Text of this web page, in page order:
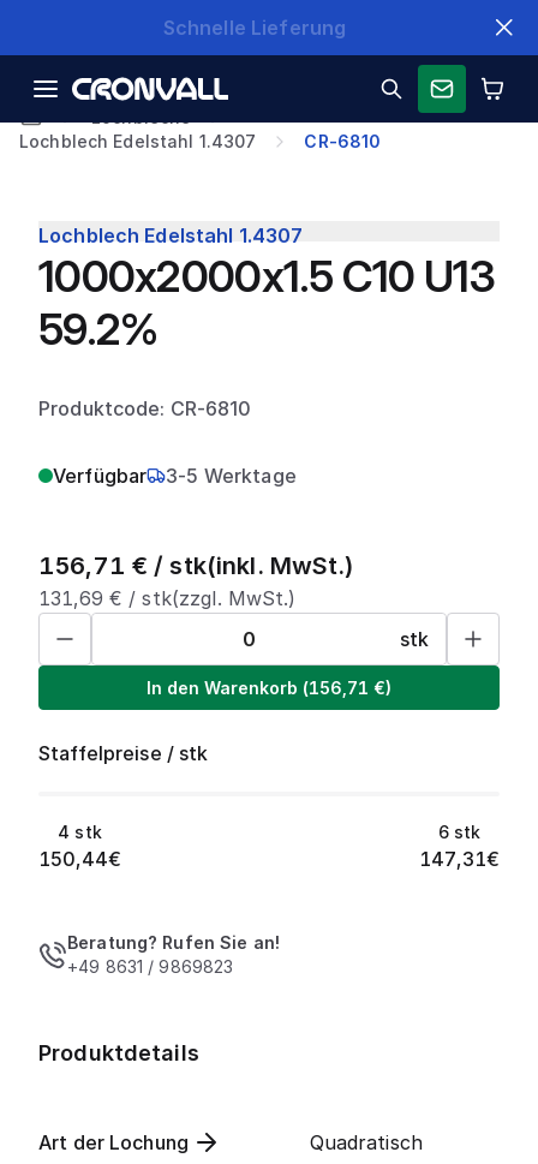
Schnelle Lieferung
Lochblech Edelstahl 1.4307
CR-6810
Lochblech Edelstahl 1.4307
1000x2000x1.5 C10 U13
59.2%
Produktcode: CR-6810
Verfügbar 3-5 Werktage
156,71 € / stk(inkl. MwSt.)
131,69 € /stk(zzgl. MwSt.)
stk
In den Warenkorb (156,71 €)
Staffelpreise / stk
4 stk
150,44€
6 stk
147,31€
Beratung? Rufen Sie an!
+49 8631 / 9869823
Produktdetails
Art der Lochung
Quadratisch